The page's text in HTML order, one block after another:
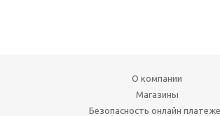
О компании
Магазины
Безопасность онлайн